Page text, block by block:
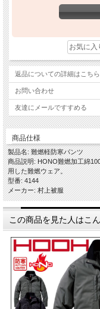
返品についての詳細はこちら
お問い合わせ
友達にメールですすめる
商品仕様
製品名: 難燃軽防寒パンツ
商品説明: HONO難燃加工綿
用した難燃ウェア。
型番: 4144
メーカー: 村上被服
この商品を見た人はこ